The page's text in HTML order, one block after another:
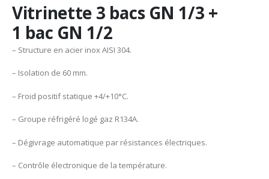
Vitrinette 3 bacs GN 1/3 +
1 bac GN 1/2
– Structure en acier inox AISI 304.
– Isolation de 60 mm.
– Froid positif statique +4/+10°C.
– Groupe réfrigéré logé gaz R134A.
– Dégivrage automatique par résistances électriques.
– Contrôle électronique de la température.